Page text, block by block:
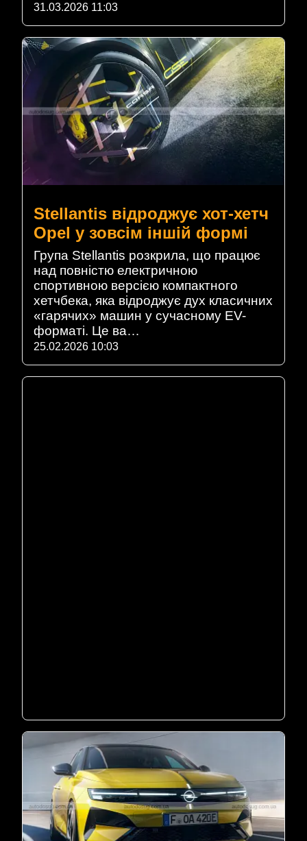
31.03.2026 11:03
Stellantis відроджує хот-хетч
Opel у зовсім іншій формі
Група Stellantis розкрила, що працює
над повністю електричною
спортивною версією компактного
хетчбека, яка відроджує дух класичних
«гарячих» машин у сучасному EV-
форматі. Це ва…
25.02.2026 10:03